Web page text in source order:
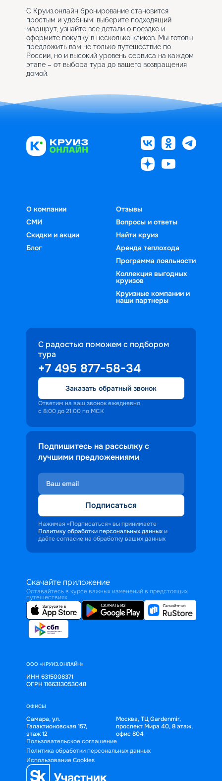
С Круиз.онлайн бронирование становится
простым и удобным: выберите подходящий
маршрут, узнайте все детали о поездке и
оформите покупку в несколько кликов. Мы готовы
предложить вам не только путешествие по
России, но и высокий уровень сервиса на каждом
этапе – от выбора тура до вашего возвращения
домой.
О компании
СМИ
Скидки и акции
Блог
Отзывы
Вопросы и ответы
Найти круиз
Аренда теплохода
Программа лояльности
Коллекция выгодных
круизов
Круизные компании и
наши партнеры
С радостью поможем с подбором
тура
+7 495 877-58-34
Заказать обратный звонок
Ответим на ваш звонок ежедневно
с 8:00 до 21:00 по МСК
Подпишитесь на рассылку с
лучшими предложениями
Подписаться
Нажимая «Подписаться» вы принимаете
Политику обработки персональных данных и
даёте согласие на обработку ваших данных
Скачайте приложение
Оставайтесь в курсе важных изменений в предстоящих
путешествиях
ООО «КРУИЗ.ОНЛАЙН»
ИНН 6315008371
ОГРН 1166313053048
ОФИСЫ
Самара, ул.
Галактионовская 157,
этаж 12
Москва, ТЦ Gardenmir,
проспект Мира 40, 8 этаж,
офис 804
Пользовательское соглашение
Политика обработки персональных данных
Использование Cookies